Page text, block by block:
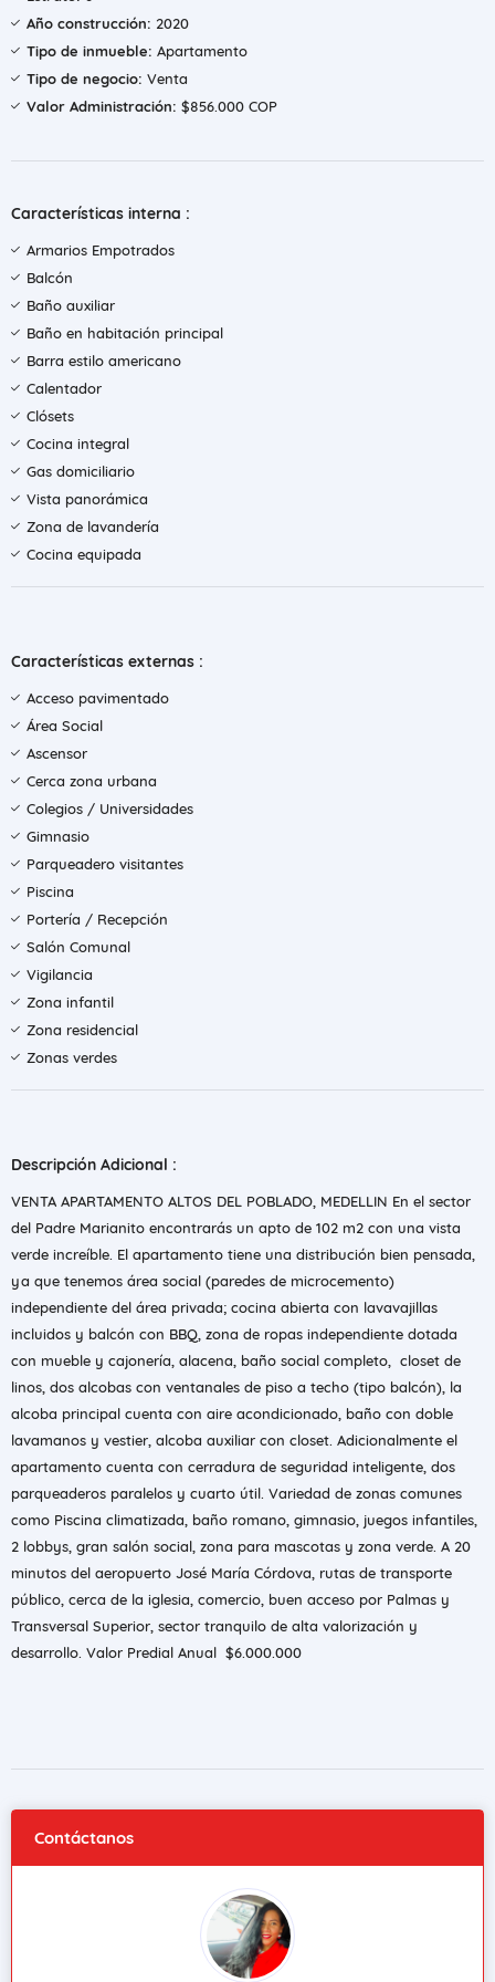
Año construcción: 2020
Tipo de inmueble: Apartamento
Tipo de negocio: Venta
Valor Administración: $856.000 COP
Características interna :
Armarios Empotrados
Balcón
Baño auxiliar
Baño en habitación principal
Barra estilo americano
Calentador
Clósets
Cocina integral
Gas domiciliario
Vista panorámica
Zona de lavandería
Cocina equipada
Características externas :
Acceso pavimentado
Área Social
Ascensor
Cerca zona urbana
Colegios / Universidades
Gimnasio
Parqueadero visitantes
Piscina
Portería / Recepción
Salón Comunal
Vigilancia
Zona infantil
Zona residencial
Zonas verdes
Descripción Adicional :
VENTA APARTAMENTO ALTOS DEL POBLADO, MEDELLIN En el sector
del Padre Marianito encontrarás un apto de 102 m2 con una vista
verde increíble. El apartamento tiene una distribución bien pensada,
ya que tenemos área social (paredes de microcemento)
independiente del área privada; cocina abierta con lavavajillas
incluidos y balcón con BBQ, zona de ropas independiente dotada
con mueble y cajonería, alacena, baño social completo, closet de
linos, dos alcobas con ventanales de piso a techo (tipo balcón), la
alcoba principal cuenta con aire acondicionado, baño con doble
lavamanos y vestier, alcoba auxiliar con closet. Adicionalmente el
apartamento cuenta con cerradura de seguridad inteligente, dos
parqueaderos paralelos y cuarto útil. Variedad de zonas comunes
como Piscina climatizada, baño romano, gimnasio, juegos infantiles,
2 lobbys, gran salón social, zona para mascotas y zona verde. A 20
minutos del aeropuerto José María Córdova, rutas de transporte
público, cerca de la iglesia, comercio, buen acceso por Palmas y
Transversal Superior, sector tranquilo de alta valorización y
desarrollo. Valor Predial Anual $6.000.000
Contáctanos